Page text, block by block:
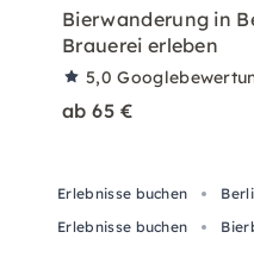
Bierwanderung in
Brauerei erleben
5,0
ab 65 €
Erlebnisse buchen
Erlebnisse buchen